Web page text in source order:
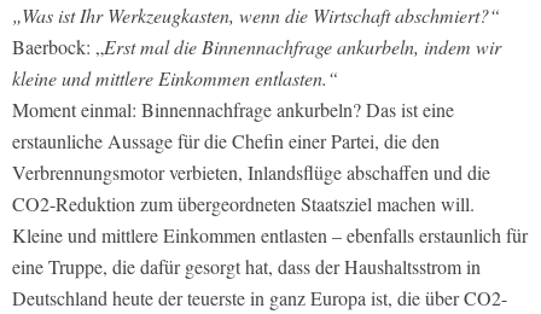
„Was ist Ihr Werkzeugkasten, wenn die Wirtschaft abschmiert?“
Baerbock: „Erst mal die Binnennachfrage ankurbeln, indem wir
kleine und mittlere Einkommen entlasten.“
Moment einmal: Binnennachfrage ankurbeln? Das ist eine
erstaunliche Aussage für die Chefin einer Partei, die den
Verbrennungsmotor verbieten, Inlandsflüge abschaffen und die
CO2-Reduktion zum übergeordneten Staatsziel machen will.
Kleine und mittlere Einkommen entlasten – ebenfalls erstaunlich für
eine Truppe, die dafür gesorgt hat, dass der Haushaltsstrom in
Deutschland heute der teuerste in ganz Europa ist, die über CO2-